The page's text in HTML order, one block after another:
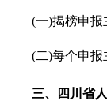
(一)揭榜申
(二)每个申
三、四川省人